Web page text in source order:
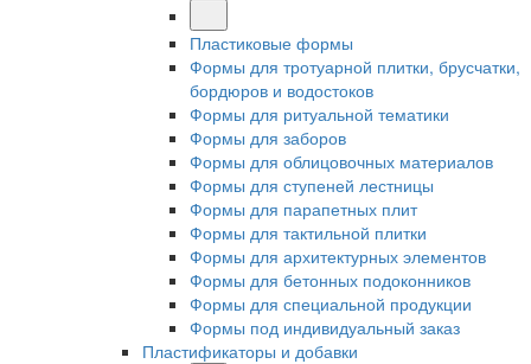
Пластиковые формы
Формы для тротуарной плитки, брусчатки,
бордюров и водостоков
Формы для ритуальной тематики
Формы для заборов
Формы для облицовочных материалов
Формы для ступеней лестницы
Формы для парапетных плит
Формы для тактильной плитки
Формы для архитектурных элементов
Формы для бетонных подоконников
Формы для специальной продукции
Формы под индивидуальный заказ
Пластификаторы и добавки